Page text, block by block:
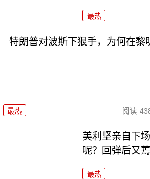
最热
特朗普对波斯下狠手，为何在黎
最热 阅读
美利坚亲自下
呢？回弹后又
最热